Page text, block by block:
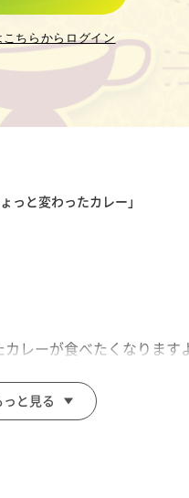
ちらからログイン
っと変わったカレー」
レーが食べたくなりま
っと見る